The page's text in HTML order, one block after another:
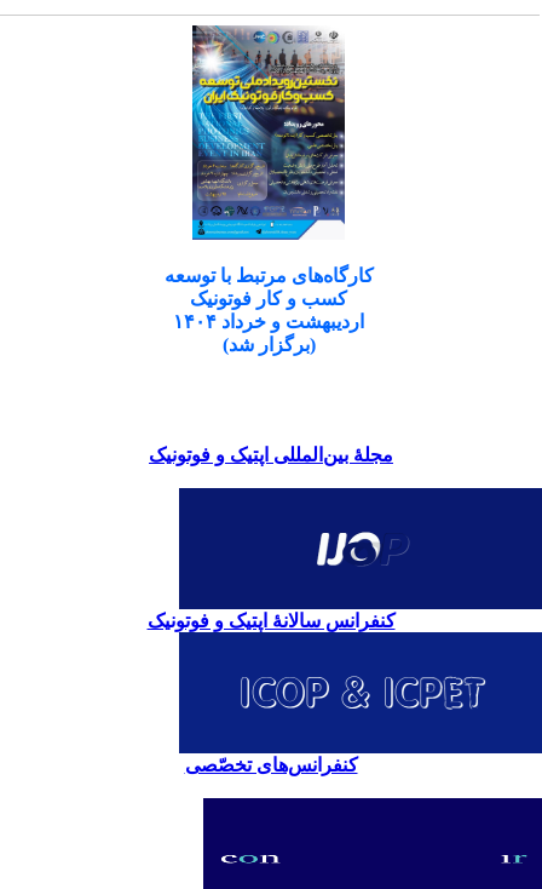
کارگاه‌های مرتبط با توسعه
کسب و کار فوتونیک
اردیبهشت و خرداد ۱۴۰۴
(برگزار شد)
مجلۀ بین‌المللی اپتیک و فوتونیک
کنفرانس سالانۀ اپتیک و فوتونیک
کنفرانس‌های تخصّصی